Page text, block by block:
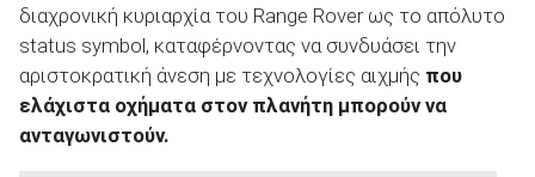
διαχρονική κυριαρχία του Range Rover ως το απόλυτο
status symbol, καταφέρνοντας να συνδυάσει την
αριστοκρατική άνεση με τεχνολογίες αιχμής που
ελάχιστα οχήματα στον πλανήτη μπορούν να
ανταγωνιστούν.